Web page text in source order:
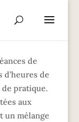
de
d’heures de
pratique.
aux
un mélange